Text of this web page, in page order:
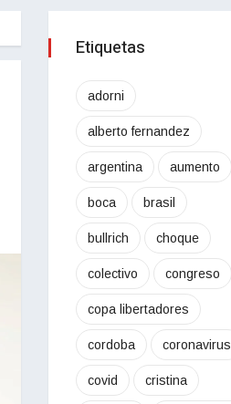
Etiquetas
adorni
alberto fernandez
argentina aumento
boca brasil
bullrich choque
colectivo congreso
copa libertadores
cordoba coronavirus
covid cristina